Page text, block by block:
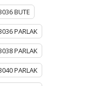
BUTE
PARLAK
PARLAK
PARLAK